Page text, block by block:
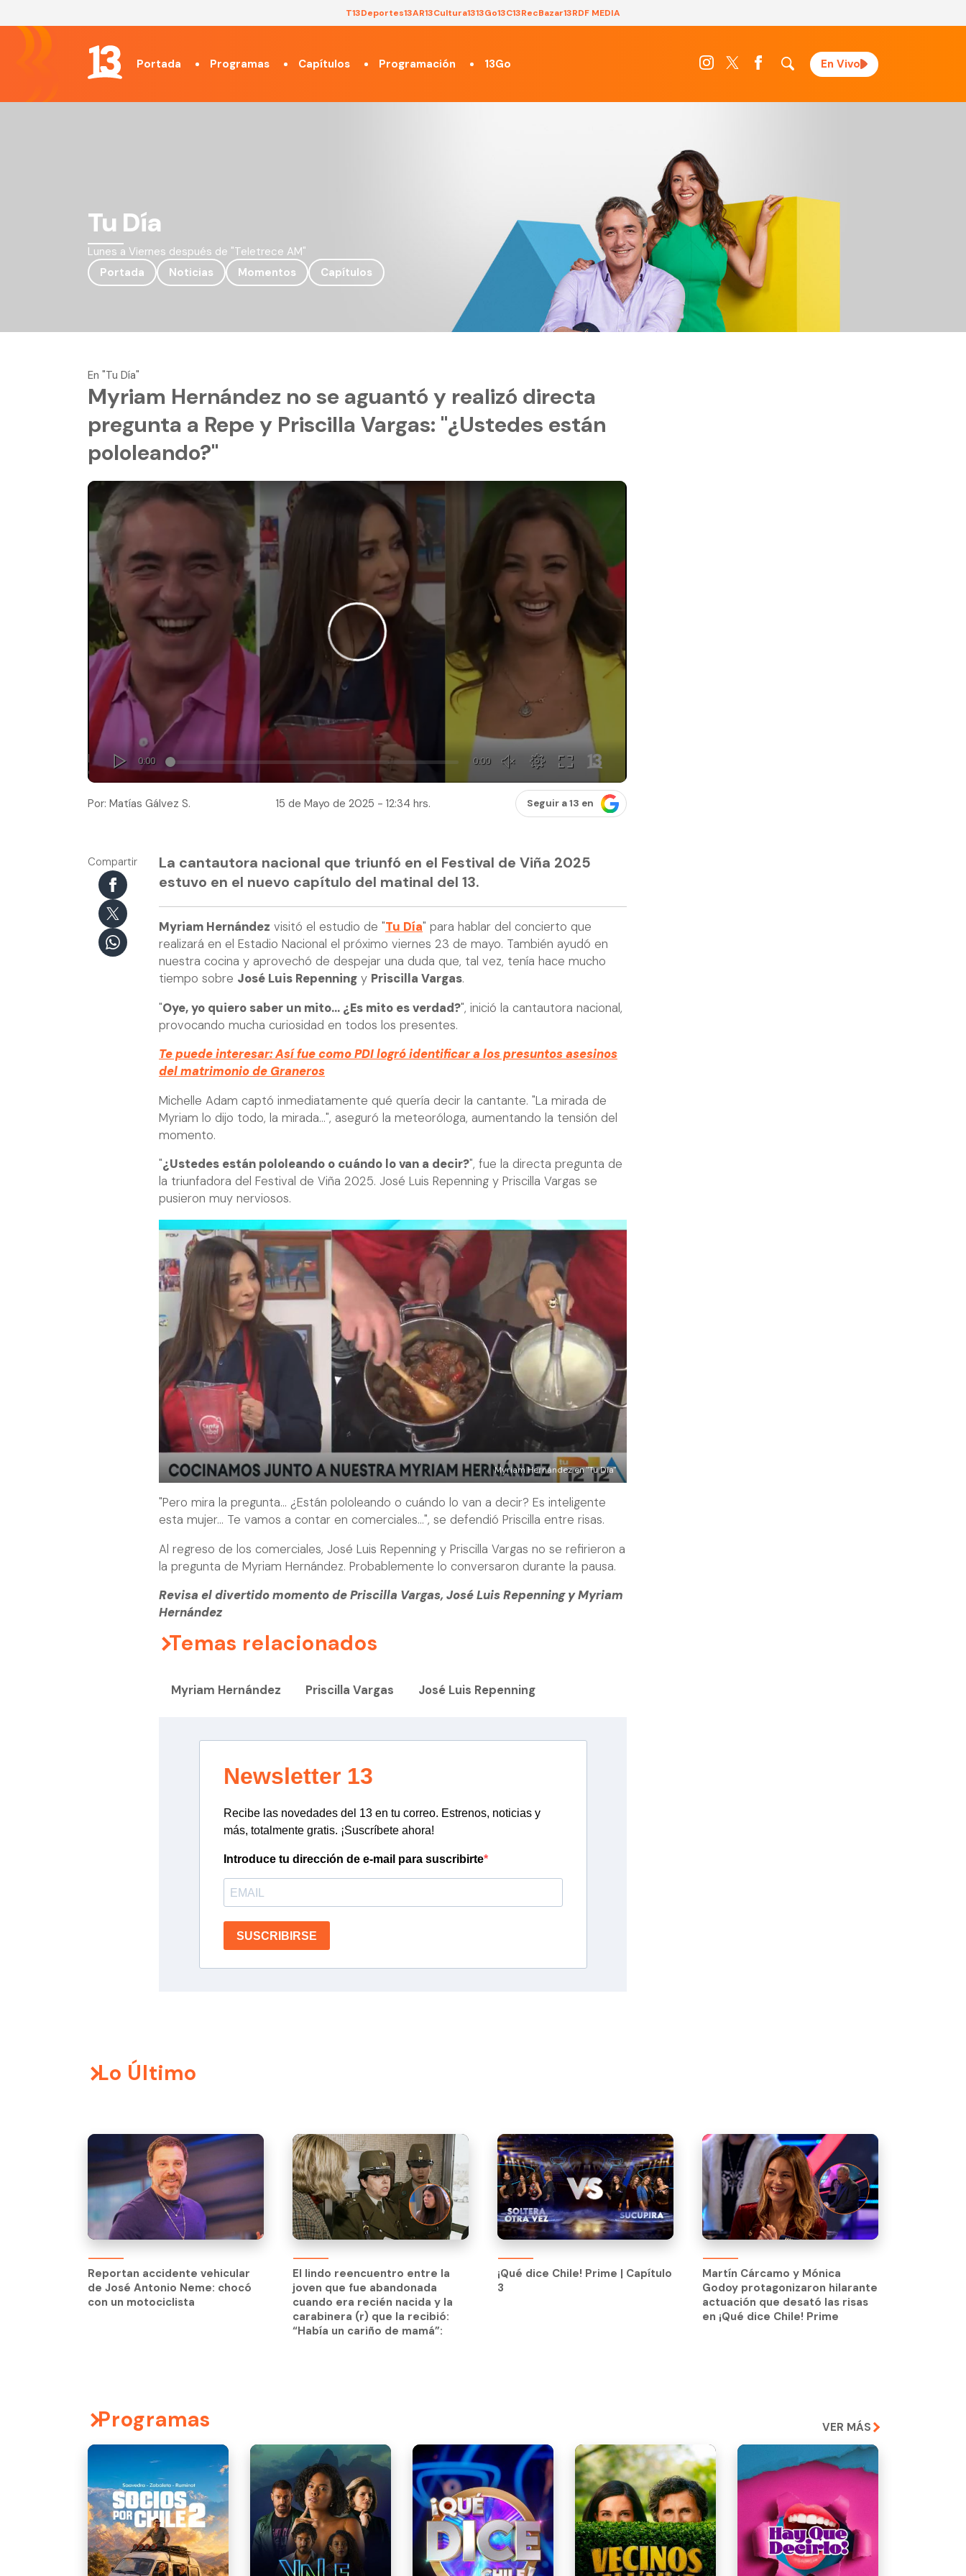
T13Deportes13AR13Cultura1313Go13C13RecBazar13RDF MEDIA
Portada Programas Capítulos Programación 13Go En Vivo
Tu Día
Lunes a Viernes después de "Teletrece AM"
Portada
Noticias Momentos Capítulos
En "Tu Día"
Myriam Hernández no se aguantó y realizó directa
pregunta a Repe y Priscilla Vargas: "¿Ustedes están
pololeando?"
Por: Matías Gálvez S. 15 de Mayo de 2025 - 12:34 hrs. Seguir a 13 en
Compartir
La cantautora nacional que triunfó en el Festival de Viña 2025
estuvo en el nuevo capítulo del matinal del 13.
Myriam Hernández visitó el estudio de "Tu Día" para hablar del concierto que
realizará en el Estadio Nacional el próximo viernes 23 de mayo. También ayudó en
nuestra cocina y aprovechó de despejar una duda que, tal vez, tenía hace mucho
tiempo sobre José Luis Repenning y Priscilla Vargas.
"Oye, yo quiero saber un mito... ¿Es mito es verdad?", inició la cantautora nacional,
provocando mucha curiosidad en todos los presentes.
Te puede interesar: Así fue como PDI logró identificar a los presuntos asesinos
del matrimonio de Graneros
Michelle Adam captó inmediatamente qué quería decir la cantante. "La mirada de
Myriam lo dijo todo, la mirada...", aseguró la meteoróloga, aumentando la tensión del
momento.
"¿Ustedes están pololeando o cuándo lo van a decir?", fue la directa pregunta de
la triunfadora del Festival de Viña 2025. José Luis Repenning y Priscilla Vargas se
pusieron muy nerviosos.
Myriam Hernández en "Tu Día"
"Pero mira la pregunta... ¿Están pololeando o cuándo lo van a decir? Es inteligente
esta mujer... Te vamos a contar en comerciales...", se defendió Priscilla entre risas.
Al regreso de los comerciales, José Luis Repenning y Priscilla Vargas no se refirieron a
la pregunta de Myriam Hernández. Probablemente lo conversaron durante la pausa.
Revisa el divertido momento de Priscilla Vargas, José Luis Repenning y Myriam
Hernández
Temas relacionados
Myriam Hernández Priscilla Vargas José Luis Repenning
Newsletter 13
Recibe las novedades del 13 en tu correo. Estrenos, noticias y
más, totalmente gratis. ¡Suscríbete ahora!
Introduce tu dirección de e-mail para suscribirte
SUSCRIBIRSE
Lo Último
Reportan accidente vehicular
de José Antonio Neme: chocó
con un motociclista
El lindo reencuentro entre la
joven que fue abandonada
cuando era recién nacida y la
carabinera (r) que la recibió:
“Había un cariño de mamá”:
El lindo reencuentro entre la
joven que fue abandonada
cuando era recién nacida y la
carabinera (r) que la recibió:
“Había un cariño de mamá”:
¡Qué dice Chile! Prime | Capítulo
3
¡Qué dice Chile! Prime | Capítulo
3
Martín Cárcamo y Mónica
Godoy protagonizaron hilarante
actuación que desató las risas
en ¡Qué dice Chile! Prime
Martín Cárcamo y Mónica
Godoy protagonizaron hilarante
actuación que desató las risas
en ¡Qué dice Chile! Prime
Programas VER MÁS